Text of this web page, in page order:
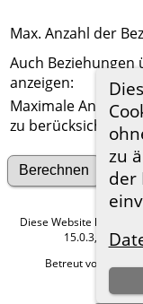
zu
der
Max. Anzahl der
Auch
anzeigen:
Maximale Anzahl
zu
Diese Website läuft mit
15.0.3,
Betreut von